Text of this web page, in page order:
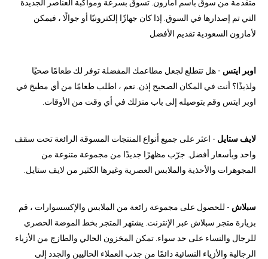
متقدمة من سوق باسم أمازون. تسوق بسرعة ومواكبة العناصر الجديدة
التي تم إصدارها في السوق. إذا كان جهازًا إلكترونيًا أو جوالًا ، فيمكن
لأمازون السعودية تقديم الأفضل
اوبر ايتس - هل تتطلع لجعل مطاعمك المفضلة توفر لك طعامًا صحيًا
ولذيذًا؟ أنت في المكان الصحيح إذن. نعم ، اطلب طعامًا من أي مطبخ في
اوبر ايتس وقم بتوصيله إلى باب منزلك في أي وقت من الأوقات.
لايف ستايل - اعثر على جميع أنواع المنتجات المسوقة الرائعة تحت سقف
واحد وبأسعار أفضل. جرّب مظهرًا جديدًا من مجموعة متنوعة من
المجوهرات والأحذية والملابس العصرية وغيرها الكثير من لايف ستايل.
سبلاش - للحصول على مجموعة رائعة من الملابس والإكسسوارات ، قم
بزيارة متجر سبلاش عبر الإنترنت. يشتهر المتجر بخط الموضة الحصري
للرجال والنساء على حد سواء. تمكن المخزون الحالي والطازج من الأزياء
الرجالية والأزياء النسائية دائمًا من جذب العملاء الحاليين والجدد إلى